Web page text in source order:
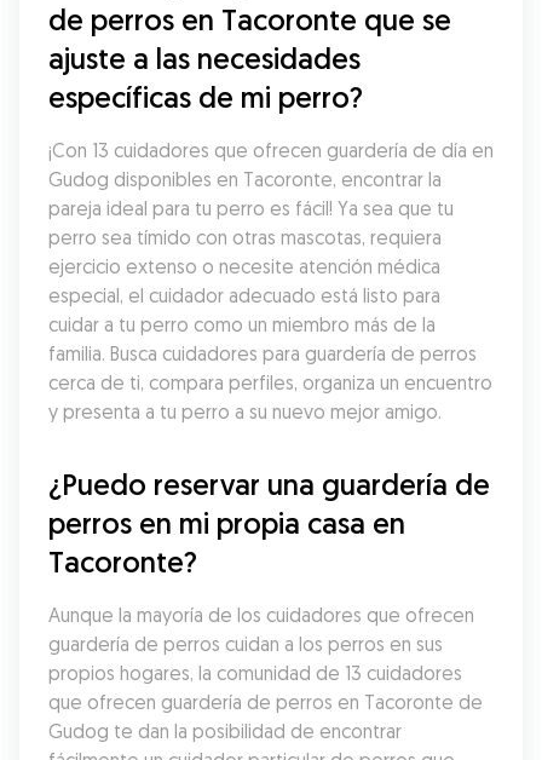
de perros en Tacoronte que se
ajuste a las necesidades
específicas de mi perro?
¡Con 13 cuidadores que ofrecen guardería de día en
Gudog disponibles en Tacoronte, encontrar la
pareja ideal para tu perro es fácil! Ya sea que tu
perro sea tímido con otras mascotas, requiera
ejercicio extenso o necesite atención médica
especial, el cuidador adecuado está listo para
cuidar a tu perro como un miembro más de la
familia. Busca cuidadores para guardería de perros
cerca de ti, compara perfiles, organiza un encuentro
y presenta a tu perro a su nuevo mejor amigo.
¿Puedo reservar una guardería de
perros en mi propia casa en
Tacoronte?
Aunque la mayoría de los cuidadores que ofrecen
guardería de perros cuidan a los perros en sus
propios hogares, la comunidad de 13 cuidadores
que ofrecen guardería de perros en Tacoronte de
Gudog te dan la posibilidad de encontrar